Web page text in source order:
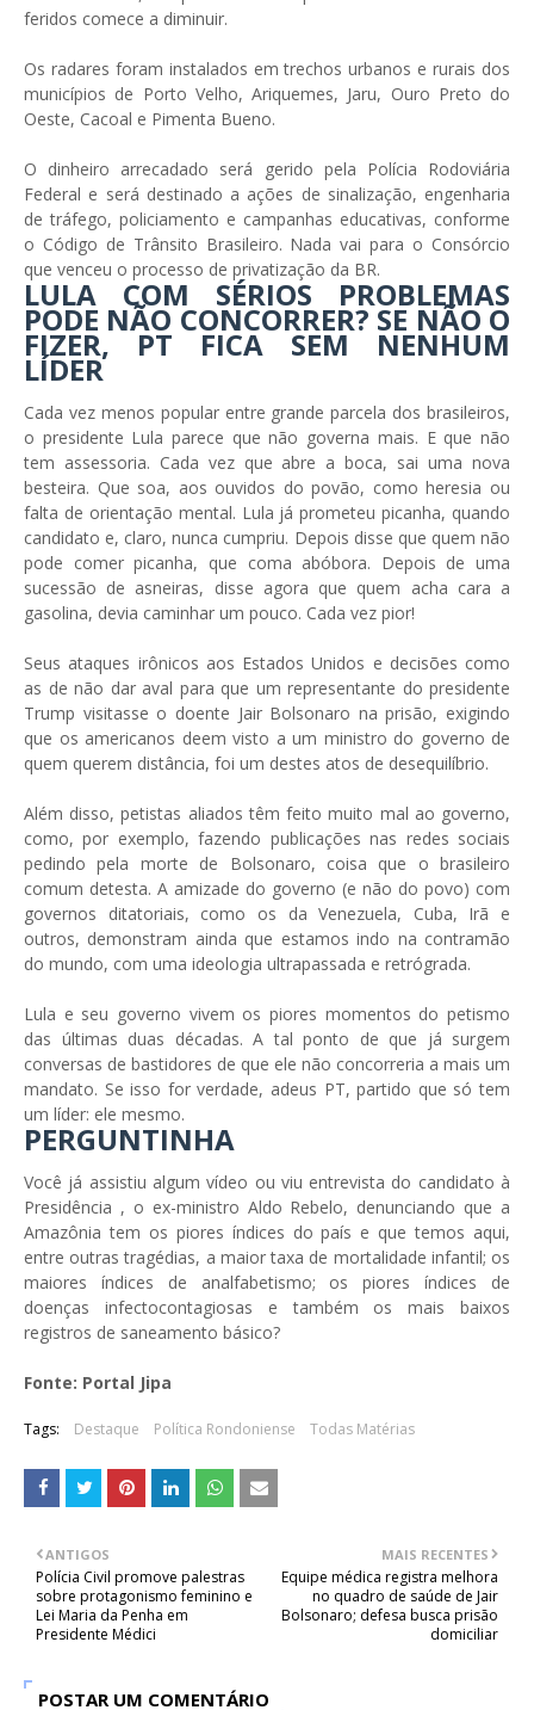
feridos comece a diminuir.
Os radares foram instalados em trechos urbanos e rurais dos
municípios de Porto Velho, Ariquemes, Jaru, Ouro Preto do
Oeste, Cacoal e Pimenta Bueno.
O dinheiro arrecadado será gerido pela Polícia Rodoviária
Federal e será destinado a ações de sinalização, engenharia
de tráfego, policiamento e campanhas educativas, conforme
o Código de Trânsito Brasileiro. Nada vai para o Consórcio
que venceu o processo de privatização da BR.
LULA COM SÉRIOS PROBLEMAS
PODE NÃO CONCORRER? SE NÃO O
FIZER, PT FICA SEM NENHUM
LÍDER
Cada vez menos popular entre grande parcela dos brasileiros,
o presidente Lula parece que não governa mais. E que não
tem assessoria. Cada vez que abre a boca, sai uma nova
besteira. Que soa, aos ouvidos do povão, como heresia ou
falta de orientação mental. Lula já prometeu picanha, quando
candidato e, claro, nunca cumpriu. Depois disse que quem não
pode comer picanha, que coma abóbora. Depois de uma
sucessão de asneiras, disse agora que quem acha cara a
gasolina, devia caminhar um pouco. Cada vez pior!
Seus ataques irônicos aos Estados Unidos e decisões como
as de não dar aval para que um representante do presidente
Trump visitasse o doente Jair Bolsonaro na prisão, exigindo
que os americanos deem visto a um ministro do governo de
quem querem distância, foi um destes atos de desequilíbrio.
Além disso, petistas aliados têm feito muito mal ao governo,
como, por exemplo, fazendo publicações nas redes sociais
pedindo pela morte de Bolsonaro, coisa que o brasileiro
comum detesta. A amizade do governo (e não do povo) com
governos ditatoriais, como os da Venezuela, Cuba, Irã e
outros, demonstram ainda que estamos indo na contramão
do mundo, com uma ideologia ultrapassada e retrógrada.
Lula e seu governo vivem os piores momentos do petismo
das últimas duas décadas. A tal ponto de que já surgem
conversas de bastidores de que ele não concorreria a mais um
mandato. Se isso for verdade, adeus PT, partido que só tem
um líder: ele mesmo.
PERGUNTINHA
Você já assistiu algum vídeo ou viu entrevista do candidato à
Presidência , o ex-ministro Aldo Rebelo, denunciando que a
Amazônia tem os piores índices do país e que temos aqui,
entre outras tragédias, a maior taxa de mortalidade infantil; os
maiores índices de analfabetismo; os piores índices de
doenças infectocontagiosas e também os mais baixos
registros de saneamento básico?
Fonte: Portal Jipa
Tags: Destaque Política Rondoniense Todas Matérias
MAIS RECENTES
Equipe médica registra melhora
no quadro de saúde de Jair
Bolsonaro; defesa busca prisão
domiciliar
ANTIGOS
Polícia Civil promove palestras
sobre protagonismo feminino e
Lei Maria da Penha em
Presidente Médici
POSTAR UM COMENTÁRIO